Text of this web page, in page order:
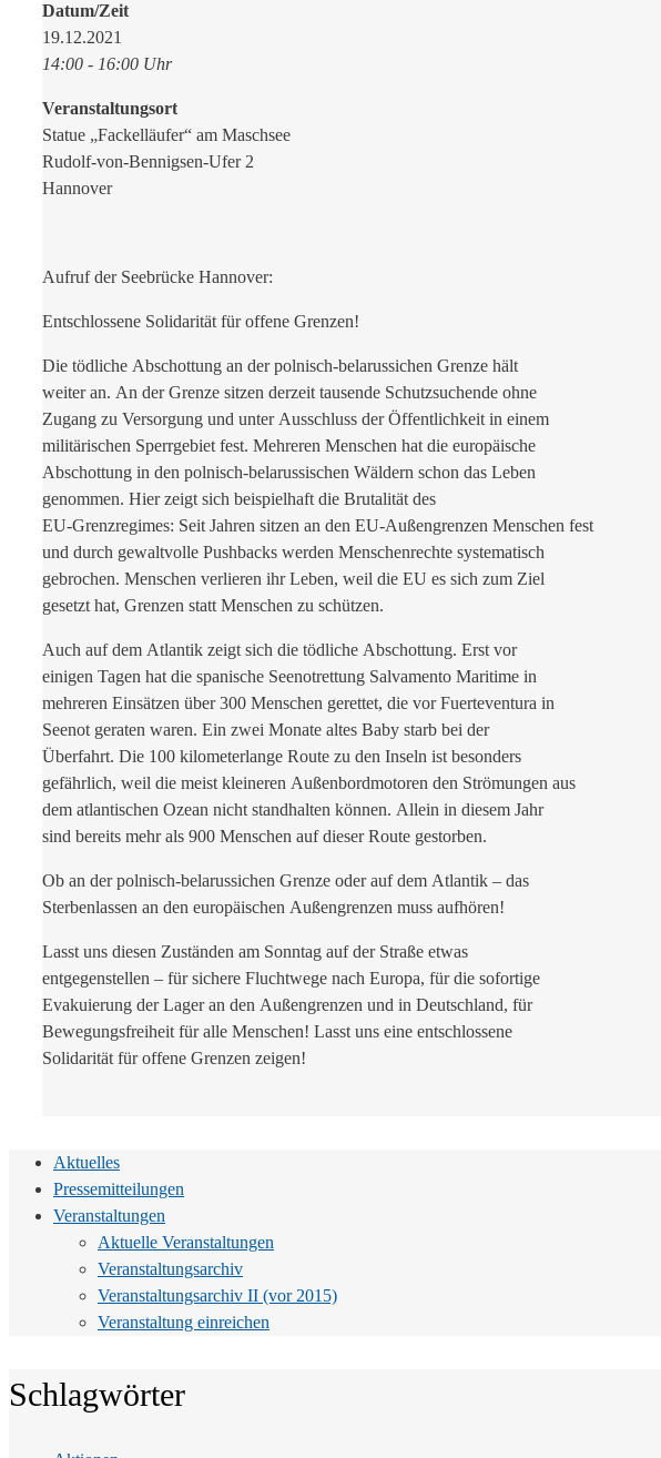
Datum/Zeit
19.12.2021
14:00 - 16:00 Uhr
Veranstaltungsort
Statue „Fackelläufer“ am Maschsee
Rudolf-von-Bennigsen-Ufer 2
Hannover
Aufruf der Seebrücke Hannover:
Entschlossene Solidarität für offene Grenzen!
Die tödliche Abschottung an der polnisch-belarussichen Grenze hält
weiter an. An der Grenze sitzen derzeit tausende Schutzsuchende ohne
Zugang zu Versorgung und unter Ausschluss der Öffentlichkeit in einem
militärischen Sperrgebiet fest. Mehreren Menschen hat die europäische
Abschottung in den polnisch-belarussischen Wäldern schon das Leben
genommen. Hier zeigt sich beispielhaft die Brutalität des
EU-Grenzregimes: Seit Jahren sitzen an den EU-Außengrenzen Menschen fest
und durch gewaltvolle Pushbacks werden Menschenrechte systematisch
gebrochen. Menschen verlieren ihr Leben, weil die EU es sich zum Ziel
gesetzt hat, Grenzen statt Menschen zu schützen.
Auch auf dem Atlantik zeigt sich die tödliche Abschottung. Erst vor
einigen Tagen hat die spanische Seenotrettung Salvamento Maritime in
mehreren Einsätzen über 300 Menschen gerettet, die vor Fuerteventura in
Seenot geraten waren. Ein zwei Monate altes Baby starb bei der
Überfahrt. Die 100 kilometerlange Route zu den Inseln ist besonders
gefährlich, weil die meist kleineren Außenbordmotoren den Strömungen aus
dem atlantischen Ozean nicht standhalten können. Allein in diesem Jahr
sind bereits mehr als 900 Menschen auf dieser Route gestorben.
Ob an der polnisch-belarussichen Grenze oder auf dem Atlantik – das
Sterbenlassen an den europäischen Außengrenzen muss aufhören!
Lasst uns diesen Zuständen am Sonntag auf der Straße etwas
entgegenstellen – für sichere Fluchtwege nach Europa, für die sofortige
Evakuierung der Lager an den Außengrenzen und in Deutschland, für
Bewegungsfreiheit für alle Menschen! Lasst uns eine entschlossene
Solidarität für offene Grenzen zeigen!
Aktuelles
Pressemitteilungen
Veranstaltungen
Aktuelle Veranstaltungen
Veranstaltungsarchiv
Veranstaltungsarchiv II (vor 2015)
Veranstaltung einreichen
Schlagwörter